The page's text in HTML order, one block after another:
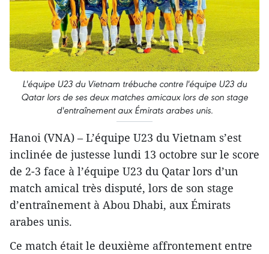
L'équipe U23 du Vietnam trébuche contre l'équipe U23 du
Qatar lors de ses deux matches amicaux lors de son stage
d'entraînement aux Émirats arabes unis.
Hanoi (VNA) – L’équipe U23 du Vietnam s’est
inclinée de justesse lundi 13 octobre sur le score
de 2-3 face à l’équipe U23 du Qatar lors d’un
match amical très disputé, lors de son stage
d’entraînement à Abou Dhabi, aux Émirats
arabes unis.
Ce match était le deuxième affrontement entre